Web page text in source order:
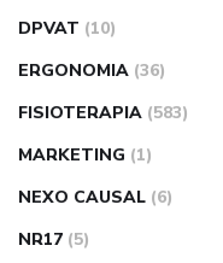
DPVAT (10)
ERGONOMIA (36)
FISIOTERAPIA (583)
MARKETING (1)
NEXO CAUSAL (6)
NR17 (5)